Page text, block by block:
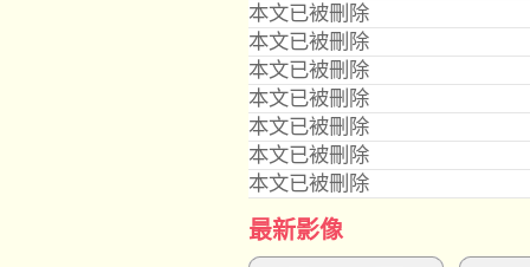
本文已被刪除
本文已被刪除
本文已被刪除
本文已被刪除
本文已被刪除
本文已被刪除
本文已被刪除
最新影像